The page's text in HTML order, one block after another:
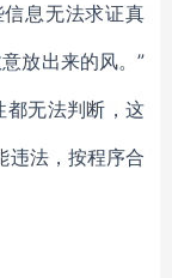
息无法求证真
放出来的风。”
都无法判断，这
违法，按程序合